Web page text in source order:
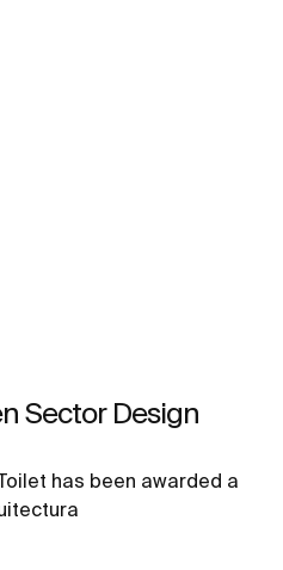
Sector Design
has been awarded a